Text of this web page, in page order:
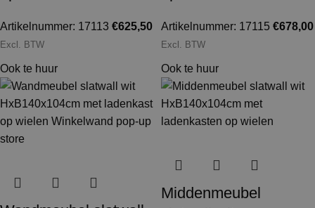
Artikelnummer: 17113 €625,50
Excl. BTW
Artikelnummer: 17115 €678,00
Excl. BTW
Ook te huur Ook te huur
Middenmeubel